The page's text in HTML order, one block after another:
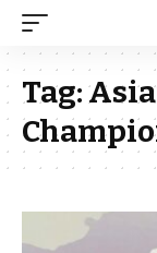
Tag: